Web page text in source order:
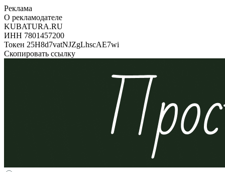
Реклама
О рекламодателе
KUBATURA.RU
ИНН 7801457200
Токен 25H8d7vatNJZgLhscAE7wi
Скопировать ссылку